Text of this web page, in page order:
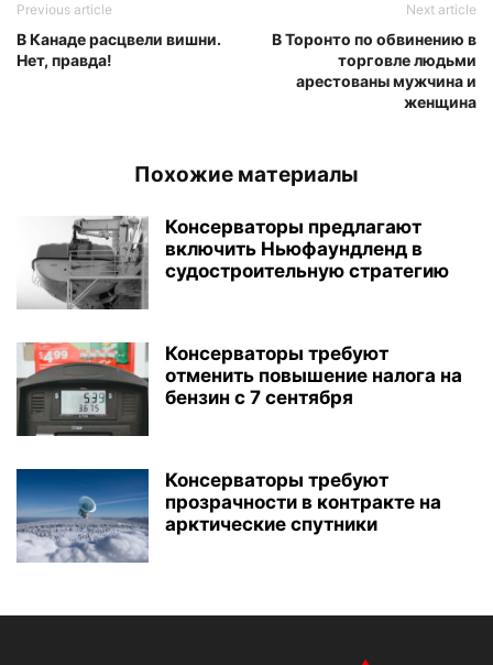
Previous article
В Канаде расцвели вишни.
Нет, правда!
Next article
В Торонто по обвинению в
торговле людьми
арестованы мужчина и
женщина
Похожие материалы
Консерваторы предлагают
включить Ньюфаундленд в
судостроительную стратегию
Консерваторы требуют
отменить повышение налога на
бензин с 7 сентября
Консерваторы требуют
прозрачности в контракте на
арктические спутники